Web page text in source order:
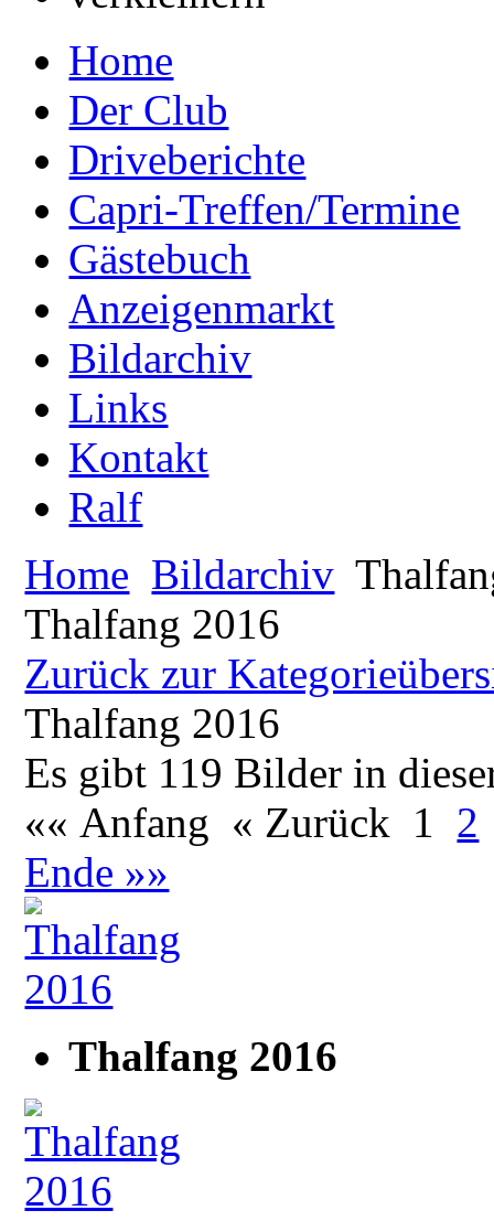
Home
Der Club
Driveberichte
Capri-Treffen/Termine
Gästebuch
Anzeigenmarkt
Bildarchiv
Links
Kontakt
Ralf
Home Bildarchiv
Thalfang 2016
Zurück zur
Thalfang 2016
Es gibt 119 Bilder in
«« Anfang « Zurück 1 2
Ende »»
Thalfang 2016